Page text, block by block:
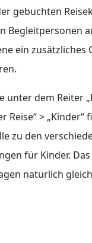
gebuchten
Begleitpersonen
ein zusätzliches
unter dem Reiter
Reise“ > „Kinder“
zu den
für Kinder. Das
natürlich